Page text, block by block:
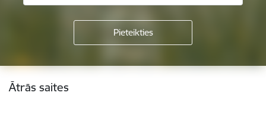
Kājene
Ātrās saites